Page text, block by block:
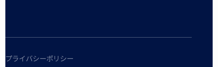
プライバシーポリシー